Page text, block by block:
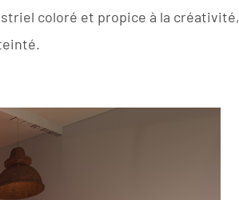
coloré et propice à la créativité,